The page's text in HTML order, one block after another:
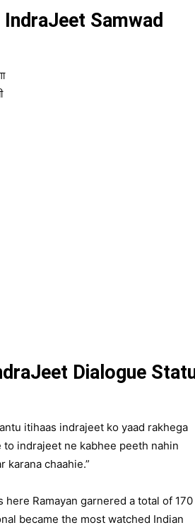
IndraJeet Samwad
Dialogue
itihaas indrajeet ko yaad rakhega
to indrajeet ne kabhee peeth nahin
karana chaahie.”
here Ramayan garnered a total of 170
became the most watched Indian